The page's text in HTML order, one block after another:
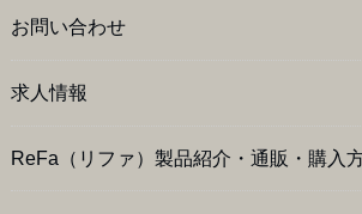
お問い合わせ
求人情報
ReFa（リファ）製品紹介・通販・購入